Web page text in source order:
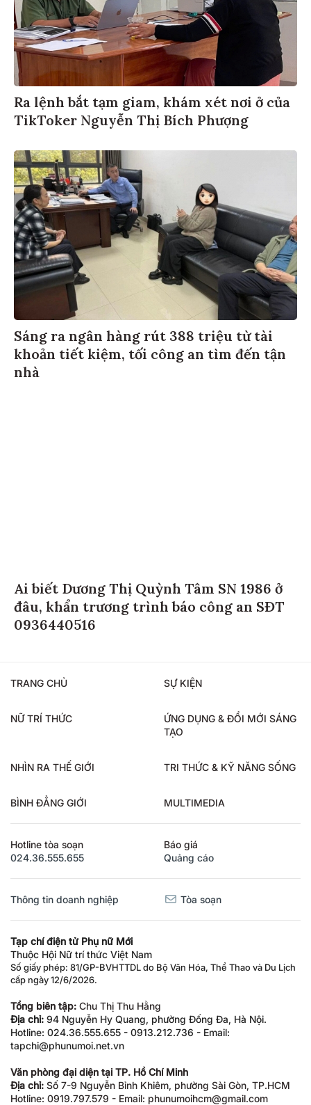
Ra lệnh bắt tạm giam, khám xét nơi ở của
TikToker Nguyễn Thị Bích Phượng
Sáng ra ngân hàng rút 388 triệu từ tài
khoản tiết kiệm, tối công an tìm đến tận
nhà
Ai biết Dương Thị Quỳnh Tâm SN 1986 ở
đâu, khẩn trương trình báo công an SĐT
0936440516
TRANG CHỦ SỰ KIỆN
NỮ TRÍ THỨC
ỨNG DỤNG & ĐỔI MỚI SÁNG
TẠO
NHÌN RA THẾ GIỚI TRI THỨC & KỸ NĂNG SỐNG
BÌNH ĐẲNG GIỚI MULTIMEDIA
Hotline tòa soạn
024.36.555.655
Báo giá
Quảng cáo
Thông tin doanh nghiệp Tòa soạn
Tạp chí điện tử Phụ nữ Mới
Thuộc Hội Nữ trí thức Việt Nam
Số giấy phép: 81/GP-BVHTTDL do Bộ Văn Hóa, Thể Thao và Du Lịch
cấp ngày 12/6/2026.
Tổng biên tập: Chu Thị Thu Hằng
Địa chỉ: 94 Nguyễn Hy Quang, phường Đống Đa, Hà Nội.
Hotline: 024.36.555.655 - 0913.212.736 - Email:
tapchi@phunumoi.net.vn
Văn phòng đại diện tại TP. Hồ Chí Minh
Địa chỉ: Số 7-9 Nguyễn Bỉnh Khiêm, phường Sài Gòn, TP.HCM
Hotline: 0919.797.579 - Email: phunumoihcm@gmail.com